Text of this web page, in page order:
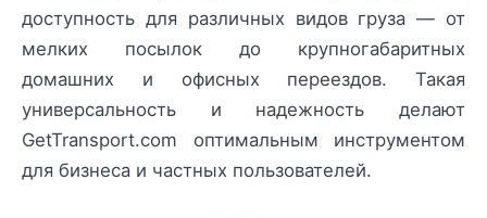
доступность для различных видов груза — от
мелких посылок до крупногабаритных
домашних и офисных переездов. Такая
универсальность и надежность делают
GetTransport.com оптимальным инструментом
для бизнеса и частных пользователей.